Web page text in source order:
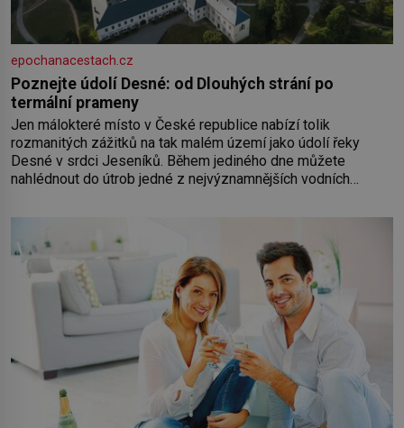
epochanacestach.cz
Poznejte údolí Desné: od Dlouhých strání po
termální prameny
Jen málokteré místo v České republice nabízí tolik
rozmanitých zážitků na tak malém území jako údolí řeky
Desné v srdci Jeseníků. Během jediného dne můžete
nahlédnout do útrob jedné z nejvýznamnějších vodních
koloběžce a den zakončit poznáváním památek ve Velkých